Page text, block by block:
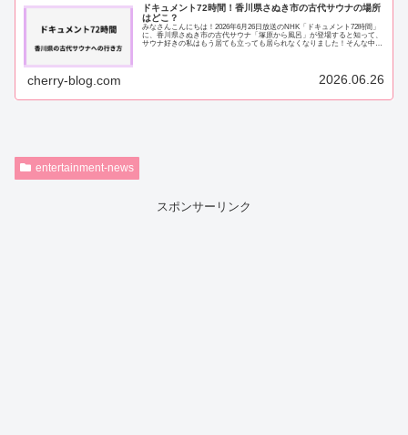
ドキュメント72時間！香川県さぬき市の古代サウナの場所
はどこ？
みなさんこんにちは！2026年6月26日放送のNHK「ドキュメント72時間」
に、香川県さぬき市の古代サウナ「塚原から風呂」が登場すると知って、
サウナ好きの私はもう居ても立っても居られなくなりました！そんな中、
cherry-blog.com 2026.06.26
entertainment-news
スポンサーリンク